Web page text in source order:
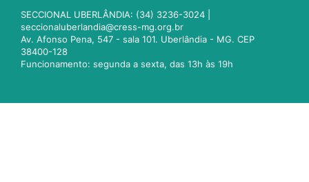
SECCIONAL UBERLÂNDIA: (34) 3236-3024 |
seccionaluberlandia@cress-mg.org.br
Av. Afonso Pena, 547 - sala 101. Uberlândia - MG. CEP
38400-128
Funcionamento: segunda a sexta, das 13h às 19h